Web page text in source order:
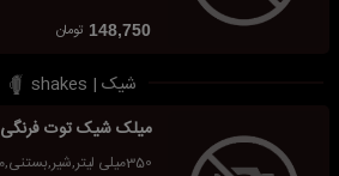
148,750 تومان
شیک | shakes
میلک شیک توت فرنگی
350میلی لیتر,شیر,بستنی,میوه توت فرنگی